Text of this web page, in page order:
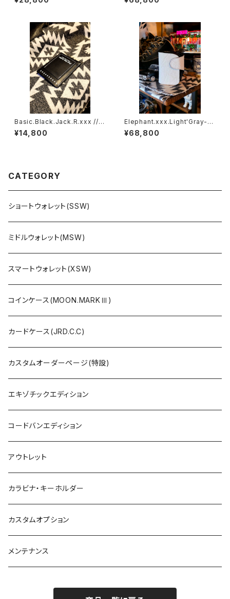
Basic.Black.Jack.R.xxx // J
ACK.RIDE.XSW
¥14,800
Elephant.xxx.Light'Gray-W
hite.Edition// JACK.RIDE.S
SW
¥68,800
CATEGORY
ショートウォレット(SSW)
ミドルウォレット(MSW)
スマートウォレット(XSW)
コインケース(MOON.MARKⅢ)
カードケース(JRD.C.C)
カスタムオーダーページ(特設)
エキゾチックエディション
コードバンエディション
アウトレット
カラビナ・キーホルダー
カスタムオプション
メンテナンス